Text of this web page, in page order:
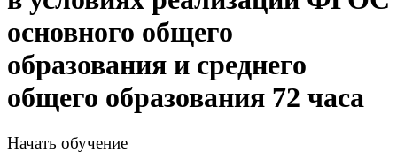
основного общего
образования и среднего
общего образования 72 часа
Начать обучение